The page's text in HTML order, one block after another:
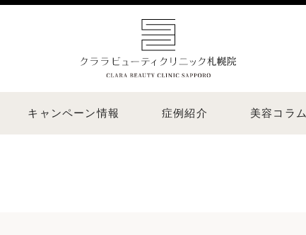
キャンペーン情報 症例紹介 美容コラム